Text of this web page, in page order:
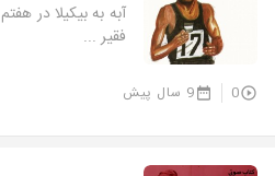
فقیر ...
0 9 سال پیش